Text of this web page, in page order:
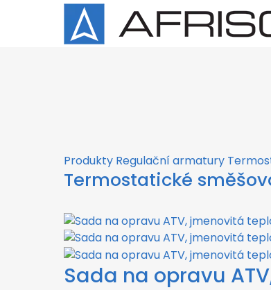
Produkty Regulační armatury
Termostatické
Sada na opravu